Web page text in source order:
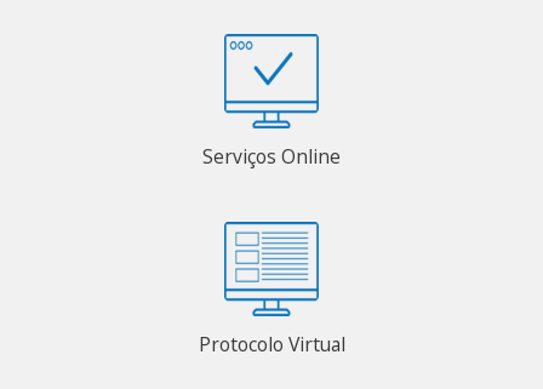
Serviços Online
Protocolo Virtual